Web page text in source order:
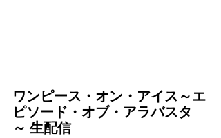
ワンピース・オン・アイス～エ
ピソード・オブ・アラバスタ
～ 生配信